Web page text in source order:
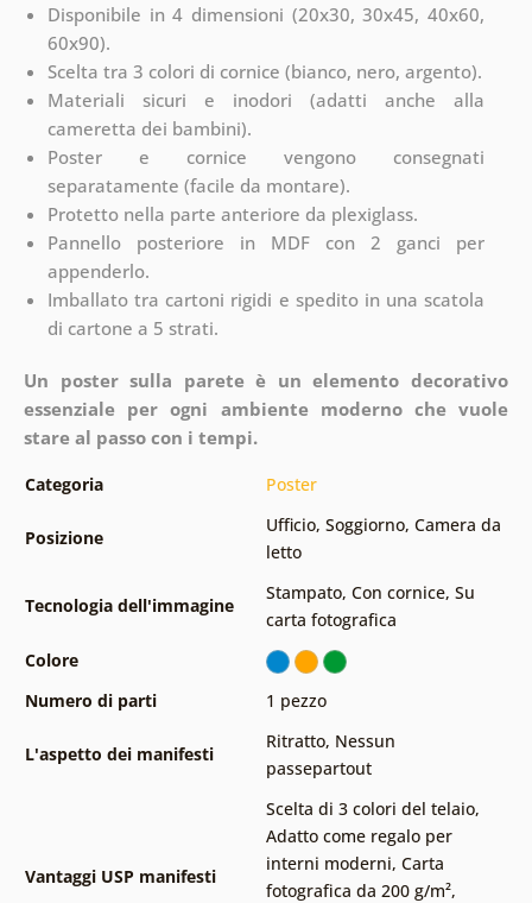
Disponibile in 4 dimensioni (20x30, 30x45, 40x60,
60x90).
Scelta tra 3 colori di cornice (bianco, nero, argento).
Materiali sicuri e inodori (adatti anche alla
cameretta dei bambini).
Poster e cornice vengono consegnati
separatamente (facile da montare).
Protetto nella parte anteriore da plexiglass.
Pannello posteriore in MDF con 2 ganci per
appenderlo.
Imballato tra cartoni rigidi e spedito in una scatola
di cartone a 5 strati.
Un poster sulla parete è un elemento decorativo
essenziale per ogni ambiente moderno che vuole
stare al passo con i tempi.
Categoria Poster
Posizione
Ufficio, Soggiorno, Camera da
letto
Tecnologia dell'immagine
Stampato, Con cornice, Su
carta fotografica
Colore
Numero di parti
1 pezzo
L'aspetto dei manifesti
Ritratto, Nessun
passepartout
Vantaggi USP manifesti
Scelta di 3 colori del telaio,
Adatto come regalo per
interni moderni, Carta
fotografica da 200 g/m²,